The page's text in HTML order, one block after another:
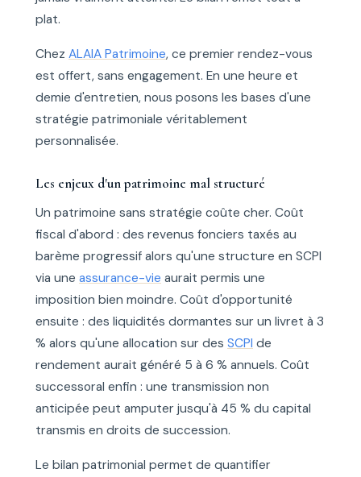
plat.
Chez ALAIA Patrimoine, ce premier rendez-vous
est offert, sans engagement. En une heure et
demie d'entretien, nous posons les bases d'une
stratégie patrimoniale véritablement
personnalisée.
Les enjeux d'un patrimoine mal structuré
Un patrimoine sans stratégie coûte cher. Coût
fiscal d'abord : des revenus fonciers taxés au
barème progressif alors qu'une structure en SCPI
via une assurance-vie aurait permis une
imposition bien moindre. Coût d'opportunité
ensuite : des liquidités dormantes sur un livret à 3
% alors qu'une allocation sur des SCPI de
rendement aurait généré 5 à 6 % annuels. Coût
successoral enfin : une transmission non
anticipée peut amputer jusqu'à 45 % du capital
transmis en droits de succession.
Le bilan patrimonial permet de quantifier